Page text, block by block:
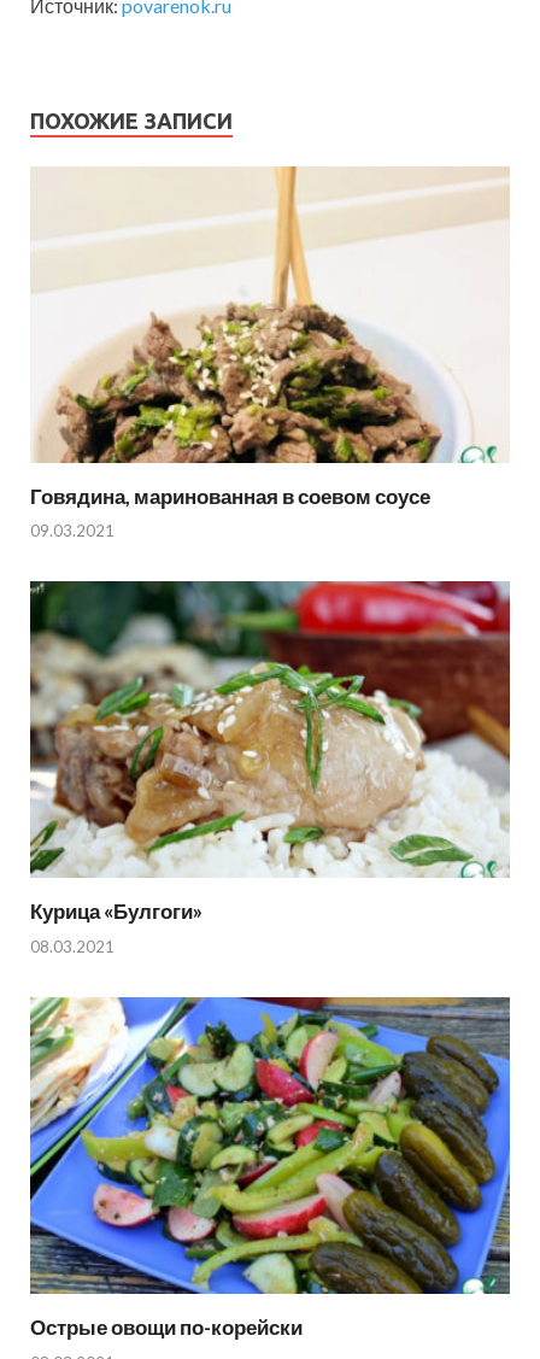
Источник: povarenok.ru
ПОХОЖИЕ ЗАПИСИ
Говядина, маринованная в соевом соусе
09.03.2021
Курица «Булгоги»
08.03.2021
Острые овощи по-корейски